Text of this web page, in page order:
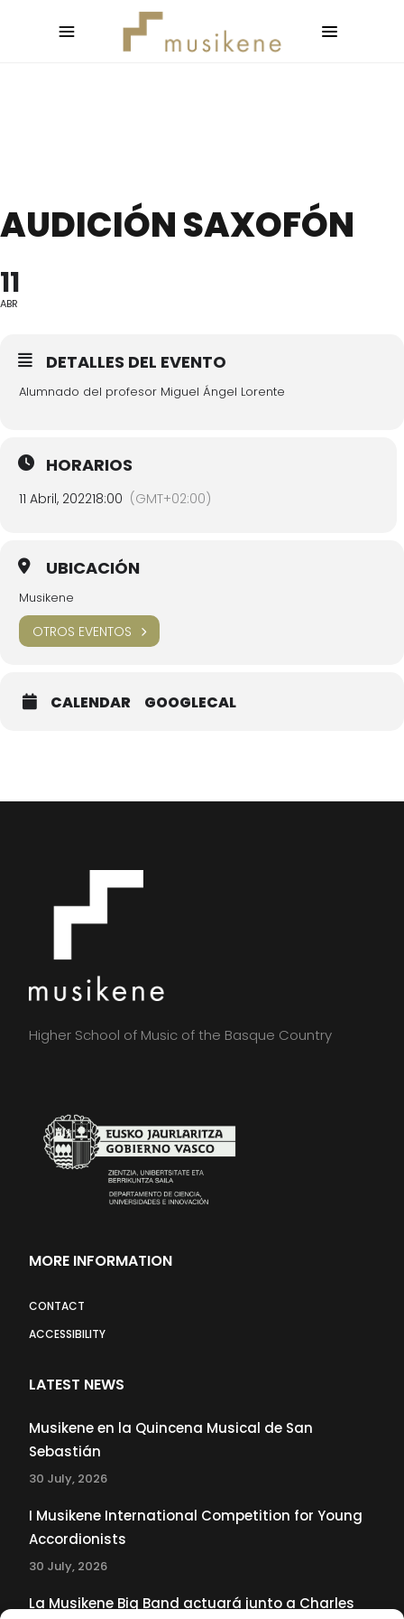
AUDICIÓN SAXOFÓN
11
ABR
DETALLES DEL EVENTO
Alumnado del profesor Miguel Ángel Lorente
HORARIOS
11 Abril, 202218:00 (GMT+02:00)
UBICACIÓN
Musikene
OTROS EVENTOS
CALENDAR GOOGLECAL
Higher School of Music of the Basque Country
MORE INFORMATION
CONTACT
ACCESSIBILITY
LATEST NEWS
Musikene en la Quincena Musical de San
Sebastián
30 July, 2026
I Musikene International Competition for Young
Accordionists
30 July, 2026
La Musikene Big Band actuará junto a Charles